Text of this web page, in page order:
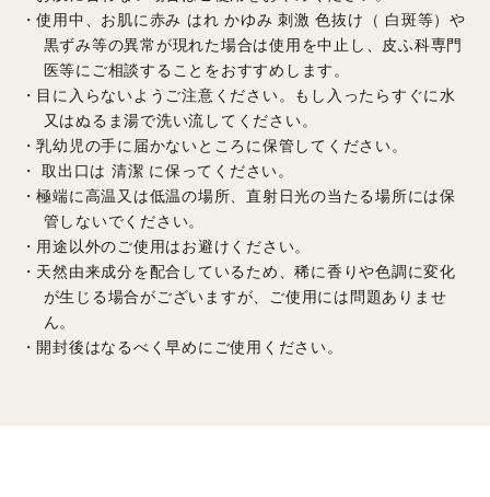
・使用中、お肌に赤み はれ かゆみ 刺激 色抜け（ 白斑等）や
黒ずみ等の異常が現れた場合は使用を中止し、皮ふ科専門
医等にご相談することをおすすめします。
・目に入らないようご注意ください。もし入ったらすぐに水
又はぬるま湯で洗い流してください。
・乳幼児の手に届かないところに保管してください。
・ 取出口は 清潔 に保ってください。
・極端に高温又は低温の場所、直射日光の当たる場所には保
管しないでください。
・用途以外のご使用はお避けください。
・天然由来成分を配合しているため、稀に香りや色調に変化
が生じる場合がございますが、ご使用には問題ありませ
ん。
・開封後はなるべく早めにご使用ください。